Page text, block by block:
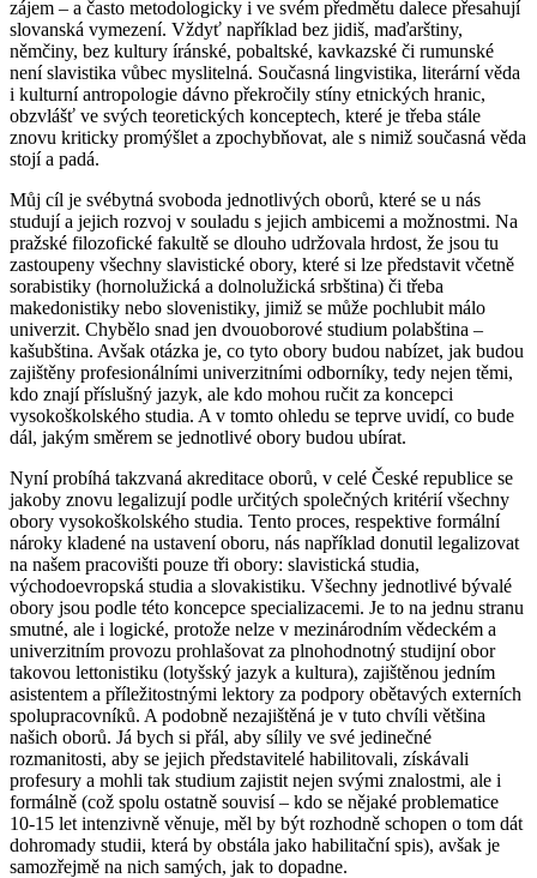
zájem – a často metodologicky i ve svém předmětu dalece přesahují
slovanská vymezení. Vždyť například bez jidiš, maďarštiny,
němčiny, bez kultury íránské, pobaltské, kavkazské či rumunské
není slavistika vůbec myslitelná. Současná lingvistika, literární věda
i kulturní antropologie dávno překročily stíny etnických hranic,
obzvlášť ve svých teoretických konceptech, které je třeba stále
znovu kriticky promýšlet a zpochybňovat, ale s nimiž současná věda
stojí a padá.
Můj cíl je svébytná svoboda jednotlivých oborů, které se u nás
studují a jejich rozvoj v souladu s jejich ambicemi a možnostmi. Na
pražské filozofické fakultě se dlouho udržovala hrdost, že jsou tu
zastoupeny všechny slavistické obory, které si lze představit včetně
sorabistiky (hornolužická a dolnolužická srbština) či třeba
makedonistiky nebo slovenistiky, jimiž se může pochlubit málo
univerzit. Chybělo snad jen dvouoborové studium polabština –
kašubština. Avšak otázka je, co tyto obory budou nabízet, jak budou
zajištěny profesionálními univerzitními odborníky, tedy nejen těmi,
kdo znají příslušný jazyk, ale kdo mohou ručit za koncepci
vysokoškolského studia. A v tomto ohledu se teprve uvidí, co bude
dál, jakým směrem se jednotlivé obory budou ubírat.
Nyní probíhá takzvaná akreditace oborů, v celé České republice se
jakoby znovu legalizují podle určitých společných kritérií všechny
obory vysokoškolského studia. Tento proces, respektive formální
nároky kladené na ustavení oboru, nás například donutil legalizovat
na našem pracovišti pouze tři obory: slavistická studia,
východoevropská studia a slovakistiku. Všechny jednotlivé bývalé
obory jsou podle této koncepce specializacemi. Je to na jednu stranu
smutné, ale i logické, protože nelze v mezinárodním vědeckém a
univerzitním provozu prohlašovat za plnohodnotný studijní obor
takovou lettonistiku (lotyšský jazyk a kultura), zajištěnou jedním
asistentem a příležitostnými lektory za podpory obětavých externích
spolupracovníků. A podobně nezajištěná je v tuto chvíli většina
našich oborů. Já bych si přál, aby sílily ve své jedinečné
rozmanitosti, aby se jejich představitelé habilitovali, získávali
profesury a mohli tak studium zajistit nejen svými znalostmi, ale i
formálně (což spolu ostatně souvisí – kdo se nějaké problematice
10-15 let intenzivně věnuje, měl by být rozhodně schopen o tom dát
dohromady studii, která by obstála jako habilitační spis), avšak je
samozřejmě na nich samých, jak to dopadne.